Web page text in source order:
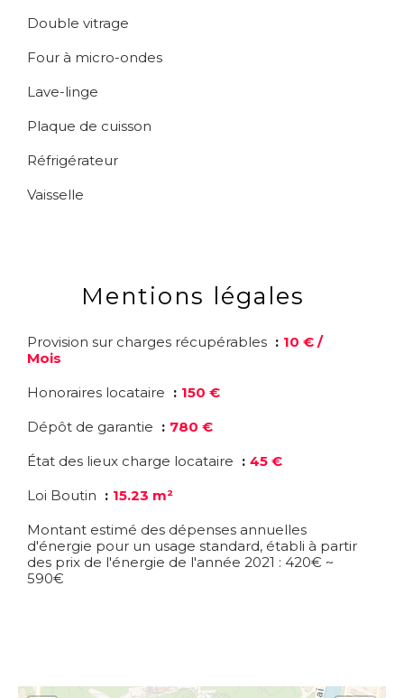
Double vitrage
Four à micro-ondes
Lave-linge
Plaque de cuisson
Réfrigérateur
Vaisselle
Mentions légales
Provision sur charges récupérables
10 € /
Mois
Honoraires locataire
150 €
Dépôt de garantie
780 €
État des lieux charge locataire
45 €
Loi Boutin
15.23 m²
Montant estimé des dépenses annuelles
d'énergie pour un usage standard, établi à partir
des prix de l'énergie de l'année 2021 : 420€ ~
590€